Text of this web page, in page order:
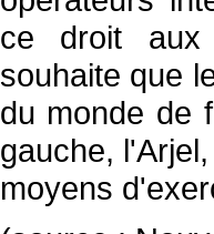
ce droit aux
souhaite que
du monde de
gauche,
moyens